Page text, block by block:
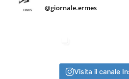
@giornale.ermes
Visita il canale